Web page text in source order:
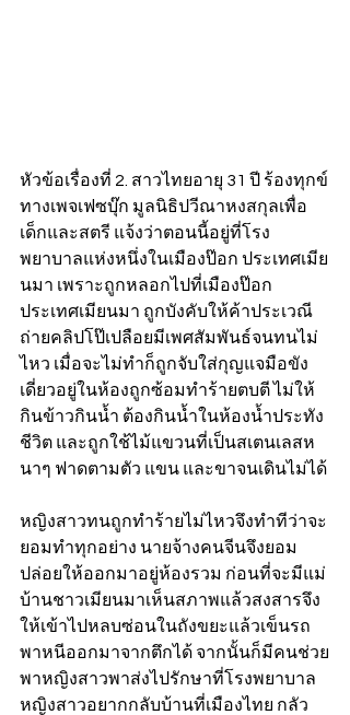
หัวข้อเรื่องที่ 2. สาวไทยอายุ 31 ปี ร้องทุกข์
ทางเพจเฟซบุ๊ก มูลนิธิปวีณาหงสกุลเพื่อ
เด็กและสตรี แจ้งว่าตอนนี้อยู่ที่โรง
พยาบาลแห่งหนึ่งในเมืองป๊อก ประเทศเมีย
นมา เพราะถูกหลอกไปที่เมืองป๊อก
ประเทศเมียนมา ถูกบังคับให้ค้าประเวณี
ถ่ายคลิปโป๊เปลือยมีเพศสัมพันธ์จนทนไม่
ไหว เมื่อจะไม่ทำก็ถูกจับใส่กุญแจมือขัง
เดี่ยวอยู่ในห้องถูกซ้อมทำร้ายตบตี ไม่ให้
กินข้าวกินน้ำ ต้องกินน้ำในห้องน้ำประทัง
ชีวิต และถูกใช้ไม้แขวนที่เป็นสเตนเลสห
นาๆ ฟาดตามตัว แขน และขาจนเดินไม่ได้
หญิงสาวทนถูกทำร้ายไม่ไหวจึงทำทีว่าจะ
ยอมทำทุกอย่าง นายจ้างคนจีนจึงยอม
ปล่อยให้ออกมาอยู่ห้องรวม ก่อนที่จะมีแม่
บ้านชาวเมียนมาเห็นสภาพแล้วสงสารจึง
ให้เข้าไปหลบซ่อนในถังขยะแล้วเข็นรถ
พาหนีออกมาจากตึกได้ จากนั้นก็มีคนช่วย
พาหญิงสาวพาส่งไปรักษาที่โรงพยาบาล
หญิงสาวอยากกลับบ้านที่เมืองไทย กลัว